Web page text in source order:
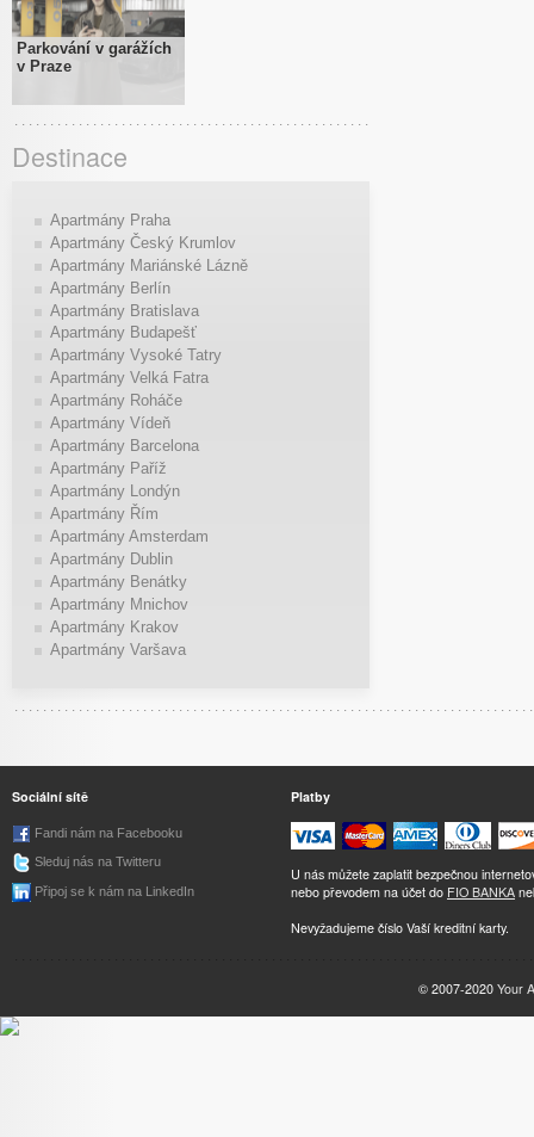
Parkování v garážích
v Praze
Destinace
Apartmány Praha
Apartmány Český Krumlov
Apartmány Mariánské Lázně
Apartmány Berlín
Apartmány Bratislava
Apartmány Budapešť
Apartmány Vysoké Tatry
Apartmány Velká Fatra
Apartmány Roháče
Apartmány Vídeň
Apartmány Barcelona
Apartmány Paříž
Apartmány Londýn
Apartmány Řím
Apartmány Amsterdam
Apartmány Dublin
Apartmány Benátky
Apartmány Mnichov
Apartmány Krakov
Apartmány Varšava
Sociální sítě
Fandi nám na Facebooku
Sleduj nás na Twitteru
Připoj se k nám na LinkedIn
Platby
U nás můžete zaplatit bezpečnou
nebo převodem na účet do FIO BANKA
Nevyžadujeme číslo Vaší kreditní karty.
© 2007-2020 Your